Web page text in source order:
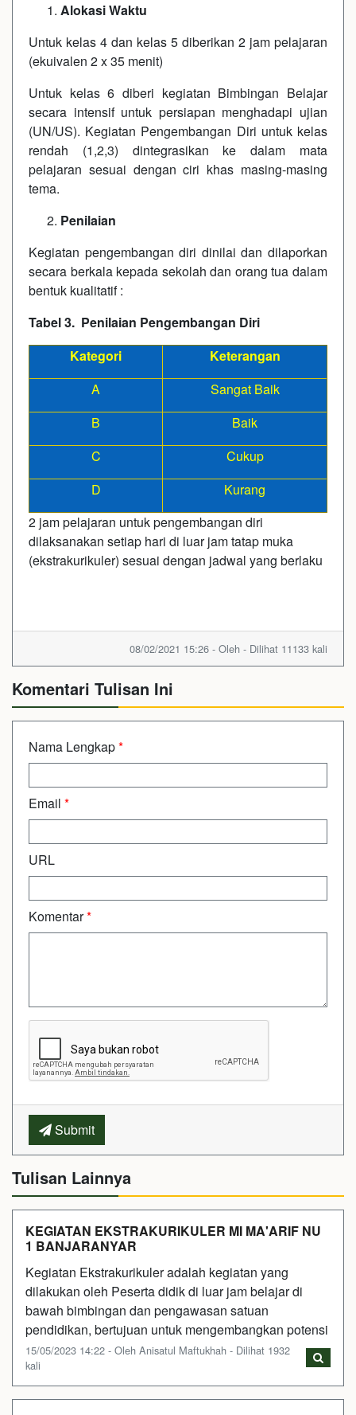
Alokasi Waktu
Untuk kelas 4 dan kelas 5 diberikan 2 jam pelajaran
(ekuivalen 2 x 35 menit)
Untuk kelas 6 diberi kegiatan Bimbingan Belajar
secara intensif untuk persiapan menghadapi ujian
(UN/US). Kegiatan Pengembangan Diri untuk kelas
rendah (1,2,3) dintegrasikan ke dalam mata
pelajaran sesuai dengan ciri khas masing-masing
tema.
Penilaian
Kegiatan pengembangan diri dinilai dan dilaporkan
secara berkala kepada sekolah dan orang tua dalam
bentuk kualitatif :
Tabel 3. Penilaian Pengembangan Diri
Kategori
Keterangan
A
Sangat Baik
B
Baik
C
Cukup
D
Kurang
2 jam pelajaran untuk pengembangan diri
dilaksanakan setiap hari di luar jam tatap muka
(ekstrakurikuler) sesuai dengan jadwal yang berlaku
08/02/2021 15:26 - Oleh - Dilihat 11133 kali
Komentari Tulisan Ini
Nama Lengkap*
Email *
URL
Komentar*
Submit
Tulisan Lainnya
KEGIATAN EKSTRAKURIKULER MI MA'ARIF NU
1 BANJARANYAR
Kegiatan Ekstrakurikuler adalah kegiatan yang
dilakukan oleh Peserta didik di luar jam belajar di
bawah bimbingan dan pengawasan satuan
pendidikan, bertujuan untuk mengembangkan potensi
15/05/2023 14:22 - Oleh Anisatul Maftukhah - Dilihat 1932
kali